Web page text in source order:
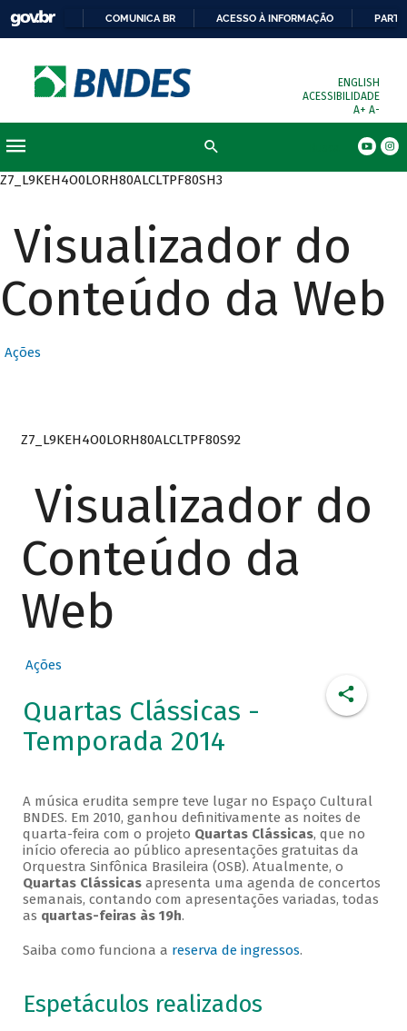
COMUNICA BR ACESSO À INFORMAÇÃO
ENGLISH
ACESSIBILIDADE
A+ A-
Z7_L9KEH4O0LORH80ALCLTPF80SH3
Visualizador do
Conteúdo da Web
Ações
Z7_L9KEH4O0LORH80ALCLTPF80S92
Visualizador do
Conteúdo da
Web
Ações
Quartas Clássicas -
Temporada 2014
A música erudita sempre teve lugar no Espaço Cultural
BNDES. Em 2010, ganhou definitivamente as noites de
quarta-feira com o projeto Quartas Clássicas, que no
início oferecia ao público apresentações gratuitas da
Orquestra Sinfônica Brasileira (OSB). Atualmente, o
Quartas Clássicasapresenta uma agenda de concertos
semanais, contando com apresentações variadas, todas
as quartas-feiras às 19h.
Saiba como funciona a reserva de ingressos.
Espetáculos realizados